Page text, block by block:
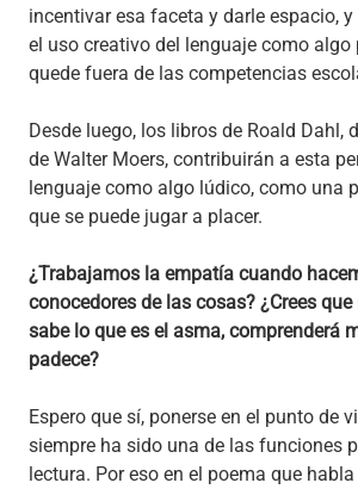
incentivar esa faceta y darle espacio,
el uso creativo del lenguaje como algo
quede fuera de las competencias
Desde luego, los libros de Roald Dahl,
de Walter Moers, contribuirán a esta
lenguaje como algo lúdico, como una
que se puede jugar a placer.
¿Trabajamos la empatía cuando
conocedores de las cosas? ¿Crees
sabe lo que es el asma, comprenderá
padece?
Espero que sí, ponerse en el punto de
siempre ha sido una de las funciones
lectura. Por eso en el poema que